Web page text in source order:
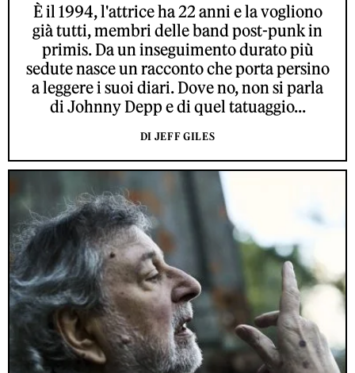
È il 1994, l'attrice ha 22 anni e la vogliono
già tutti, membri delle band post-punk in
primis. Da un inseguimento durato più
sedute nasce un racconto che porta persino
a leggere i suoi diari. Dove no, non si parla
di Johnny Depp e di quel tatuaggio...
DI JEFF GILES